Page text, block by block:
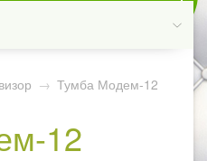
→ Тумба Модем-12
12